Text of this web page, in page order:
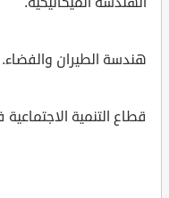
هندسة الطيران والفضاء.
قطاع التنمية